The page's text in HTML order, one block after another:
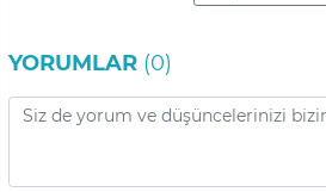
YORUMLAR (0)